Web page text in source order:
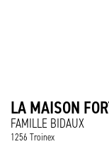
LA MAISON
FAMILLE BIDAUX
1256 Troinex